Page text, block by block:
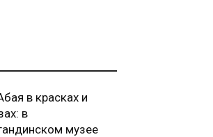
в красках и
в
музее